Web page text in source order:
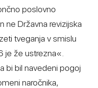
poslovno
ne Državna revizijska
tveganja v smislu
je že ustrezna«.
bi bil navedeni pogoj
naročnika,